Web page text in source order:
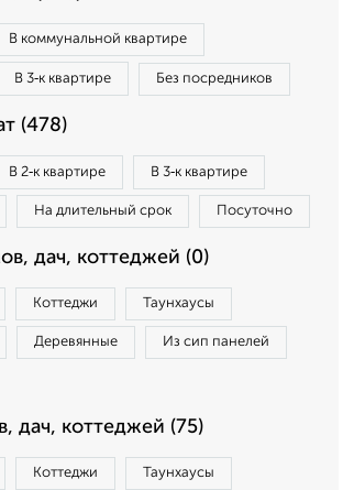
В коммунальной квартире
В 3‑к квартире Без посредников
(478)
В 2‑к квартире В 3‑к квартире
На длительный срок Посуточно
дач, коттеджей (0)
Коттеджи Таунхаусы
Деревянные Из сип панелей
дач, коттеджей (75)
Коттеджи Таунхаусы